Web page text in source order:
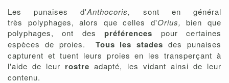
Les punaises d'Anthocoris,
sont en général
très polyphages, alors que celles d'Orius,bien que
polyphages, ont despréférences pour certaines
espèces de proies.
Tous les stades des punaises
capturent et tuent leurs proies en les transperçant à
l'aide de leur rostreadapté, les vidant ainsi de leur
contenu.